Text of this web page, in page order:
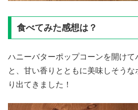
食べてみた感想は？
ハニーバターポップコーンを開けて
と、甘い香りとともに美味しそうな
り出てきました！